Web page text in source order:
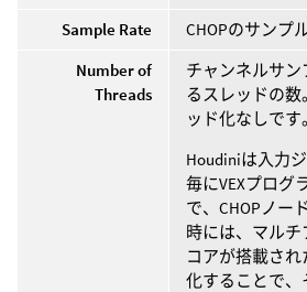
Sample Rate
CHOPのサンプ
Number of
Threads
チャンネルサ
るスレッドの
ッド化なしです。
Houdiniは入力
毎にVEXプログ
で、CHOPノー
時には、マル
コアが搭載さ
化することで、